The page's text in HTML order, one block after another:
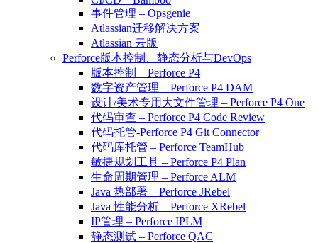
事件管理 – Opsgenie
Atlassian迁移解决方案
Atlassian 云版
Perforce版本控制、静态分析与DevOps
版本控制 – Perforce P4
数字资产管理 – Perforce P4 DAM
设计/美术专用大文件管理 – Perforce P4 One
代码审查 – Perforce P4 Code Review
代码托管-Perforce P4 Git Connector
代码库托管 – Perforce TeamHub
敏捷规划工具 – Perforce P4 Plan
生命周期管理 – Perforce ALM
Java 热部署 – Perforce JRebel
Java 性能分析 – Perforce XRebel
IP管理 – Perforce IPLM
静态测试 – Perforce QAC